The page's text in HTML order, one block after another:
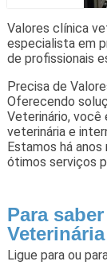
Valores clínica
especialista em
de profissionais
Precisa de
Oferecendo
Veterinário,
veterinária e
Estamos há
ótimos serviços
Para
Ligue para ou